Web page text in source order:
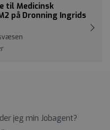
til Medicinsk
på Dronning Ingrids
jeg min Jobagent?